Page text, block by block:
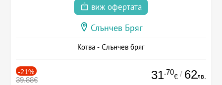
виж офертата
Слънчев Бряг
Котва - Слънчев бряг
-21%
39.88€ 31.70
€ / 62лв.